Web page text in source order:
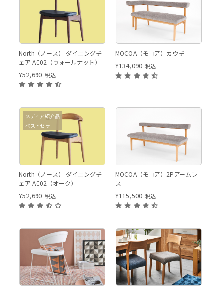
North（ノース） ダイニングチ
ェア AC02（ウォールナット）
¥52,690 税込
MOCOA（モコア）カウチ
¥134,090 税込
メディア紹介品
ベストセラー
North（ノース） ダイニングチ
ェア AC02（オーク）
¥52,690 税込
MOCOA（モコア）2Pアームレ
ス
¥115,500 税込